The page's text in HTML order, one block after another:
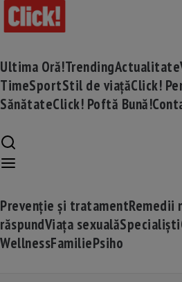
Ultima Oră!TrendingActualitate
TimeSportStil de viațăClick!
SănătateClick! Poftă Bună!
Prevenție și tratamentRemedii
răspundViața sexualăSpecialiști
WellnessFamiliePsiho